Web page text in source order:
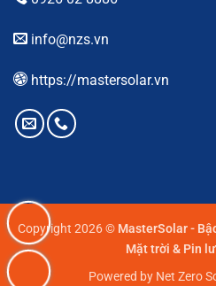
info@nzs.vn
https://mastersolar.vn
Copyright 2026 © MasterSolar -
Mặt trời & Pin
Powered by Net Zero